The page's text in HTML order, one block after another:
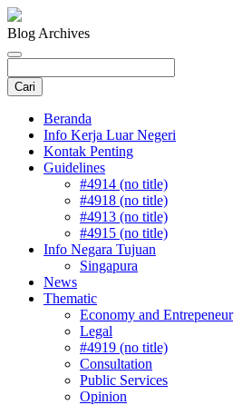
Blog Archives
Beranda
Info Kerja Luar Negeri
Kontak Penting
Guidelines
#4914 (no title)
#4918 (no title)
#4913 (no title)
#4915 (no title)
Info Negara Tujuan
Singapura
News
Thematic
Economy and Entrepeneur
Legal
#4919 (no title)
Consultation
Public Services
Opinion